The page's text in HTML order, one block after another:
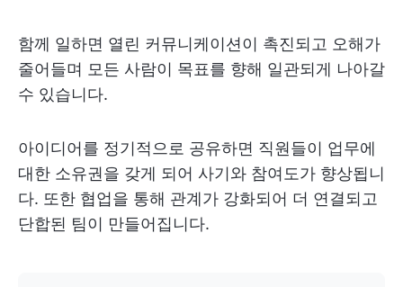
함께 일하면 열린 커뮤니케이션이 촉진되고 오해가
줄어들며 모든 사람이 목표를 향해 일관되게 나아갈
수 있습니다.
아이디어를 정기적으로 공유하면 직원들이 업무에
대한 소유권을 갖게 되어 사기와 참여도가 향상됩니
다. 또한 협업을 통해 관계가 강화되어 더 연결되고
단합된 팀이 만들어집니다.